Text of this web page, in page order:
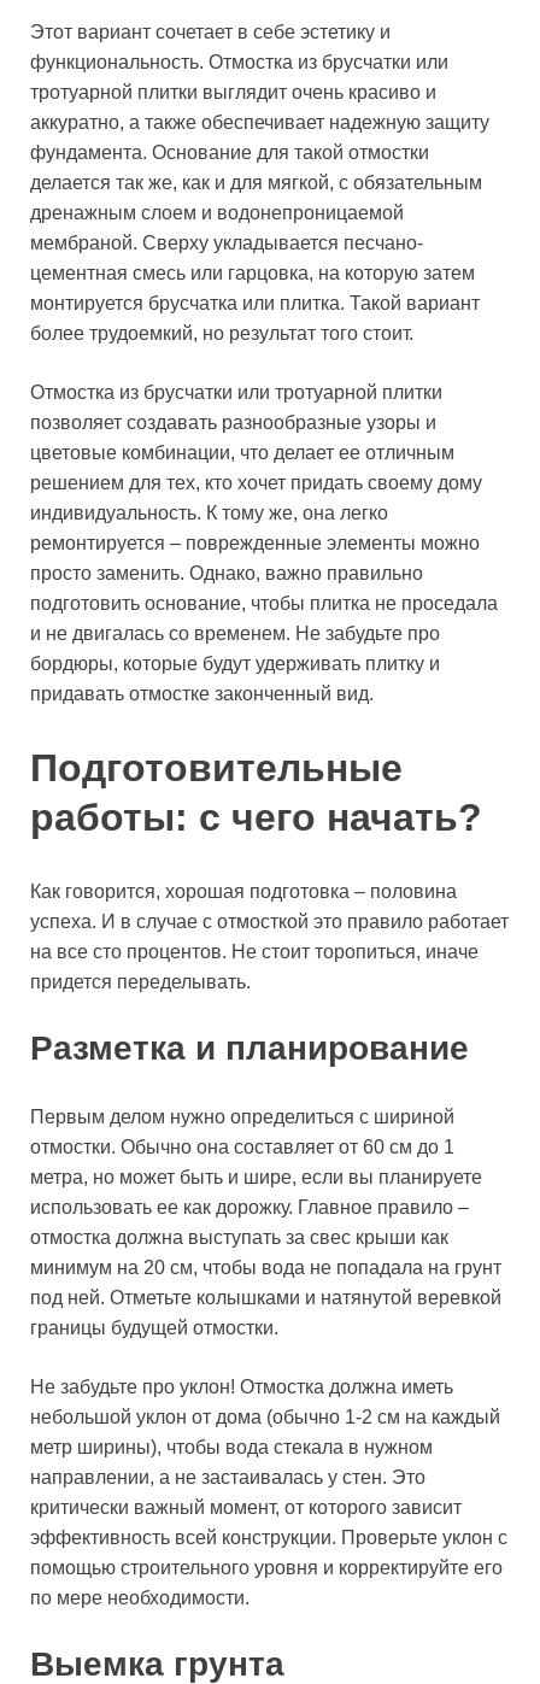
Этот вариант сочетает в себе эстетику и
функциональность. Отмостка из брусчатки или
тротуарной плитки выглядит очень красиво и
аккуратно, а также обеспечивает надежную защиту
фундамента. Основание для такой отмостки
делается так же, как и для мягкой, с обязательным
дренажным слоем и водонепроницаемой
мембраной. Сверху укладывается песчано-
цементная смесь или гарцовка, на которую затем
монтируется брусчатка или плитка. Такой вариант
более трудоемкий, но результат того стоит.
Отмостка из брусчатки или тротуарной плитки
позволяет создавать разнообразные узоры и
цветовые комбинации, что делает ее отличным
решением для тех, кто хочет придать своему дому
индивидуальность. К тому же, она легко
ремонтируется – поврежденные элементы можно
просто заменить. Однако, важно правильно
подготовить основание, чтобы плитка не проседала
и не двигалась со временем. Не забудьте про
бордюры, которые будут удерживать плитку и
придавать отмостке законченный вид.
Подготовительные
работы: с чего начать?
Как говорится, хорошая подготовка – половина
успеха. И в случае с отмосткой это правило работает
на все сто процентов. Не стоит торопиться, иначе
придется переделывать.
Разметка и планирование
Первым делом нужно определиться с шириной
отмостки. Обычно она составляет от 60 см до 1
метра, но может быть и шире, если вы планируете
использовать ее как дорожку. Главное правило –
отмостка должна выступать за свес крыши как
минимум на 20 см, чтобы вода не попадала на грунт
под ней. Отметьте колышками и натянутой веревкой
границы будущей отмостки.
Не забудьте про уклон! Отмостка должна иметь
небольшой уклон от дома (обычно 1-2 см на каждый
метр ширины), чтобы вода стекала в нужном
направлении, а не застаивалась у стен. Это
критически важный момент, от которого зависит
эффективность всей конструкции. Проверьте уклон с
помощью строительного уровня и корректируйте его
по мере необходимости.
Выемка грунта